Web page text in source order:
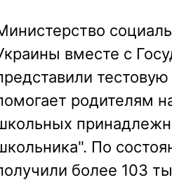
вместе с
родителям
По
более 103